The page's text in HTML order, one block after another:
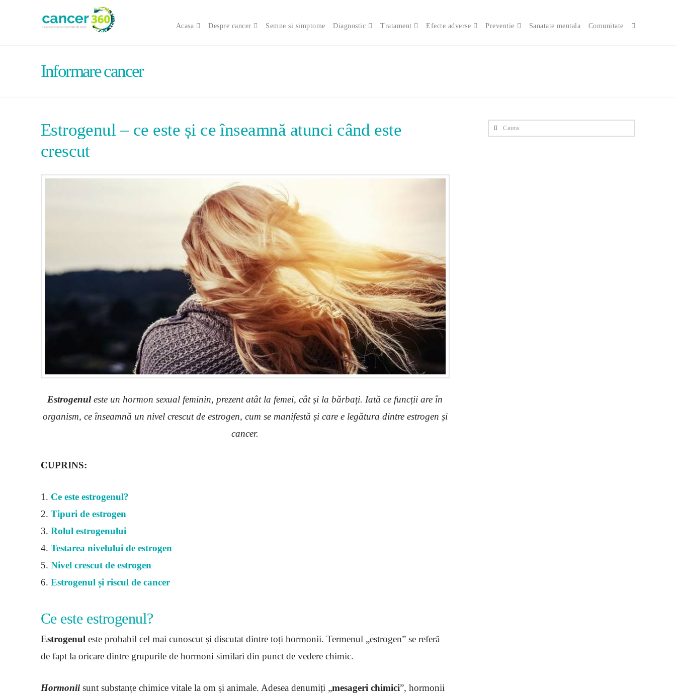
Acasa Despre cancer Semne si simptome Diagnostic Tratament Efecte adverse Preventie Sanatate mentala Comunitate
Informare cancer
Estrogenul – ce este și ce înseamnă atunci când este
crescut
Estrogenuleste un hormon sexual feminin, prezent atât la femei, cât și la bărbați. Iată ce funcții are în
organism, ce înseamnă un nivel crescut de estrogen, cum se manifestă și care e legătura dintre estrogen și
cancer.
CUPRINS:
1. Ce este estrogenul?
2. Tipuri de estrogen
3. Rolul estrogenului
4. Testarea nivelului de estrogen
5. Nivel crescut de estrogen
6. Estrogenul și riscul de cancer
Ce este estrogenul?
Estrogenuleste probabil cel mai cunoscut și discutat dintre toți hormonii. Termenul „estrogen” se referă
de fapt la oricare dintre grupurile de hormoni similari din punct de vedere chimic.
Hormonii sunt substanțe chimice vitale la om și animale. Adesea denumiți „mesageri chimici”, hormonii
Cauta